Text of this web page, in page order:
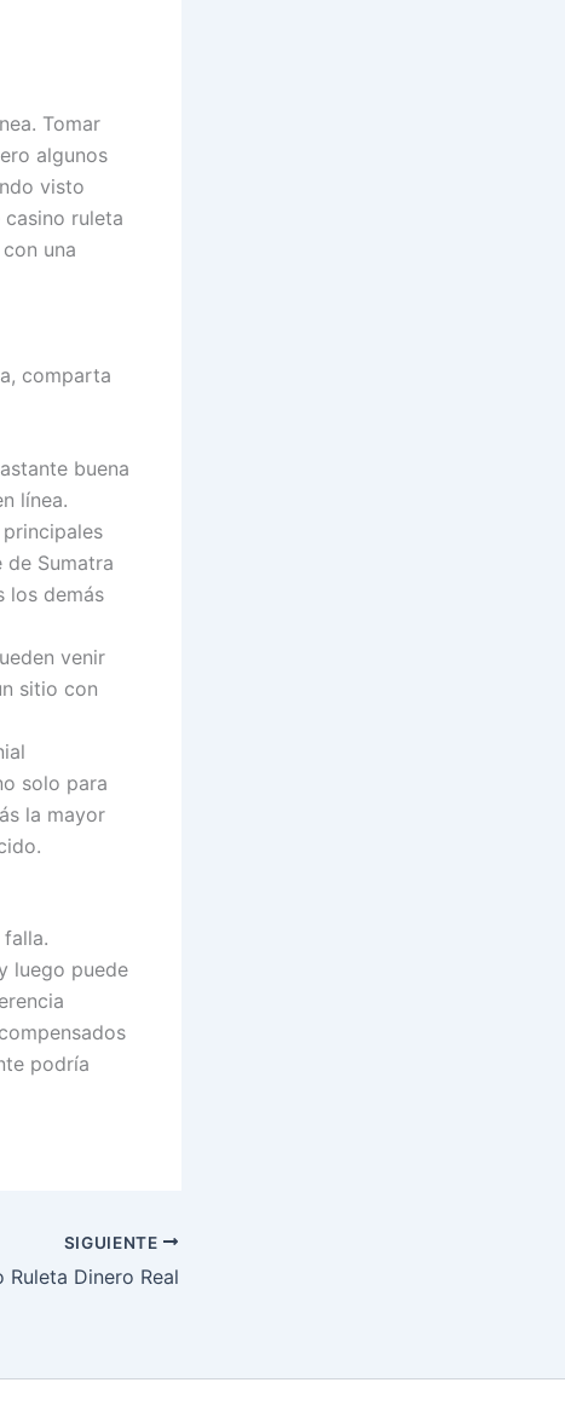
Tomar
algunos
visto
ruleta
una
comparta
buena
línea.
de Sumatra
los demás
venir
sitio con
solo para
la mayor
luego puede
podría
SIGUIENTE
Ruleta Dinero Real